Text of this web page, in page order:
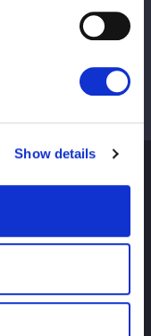
Show details
Hasil turnamen